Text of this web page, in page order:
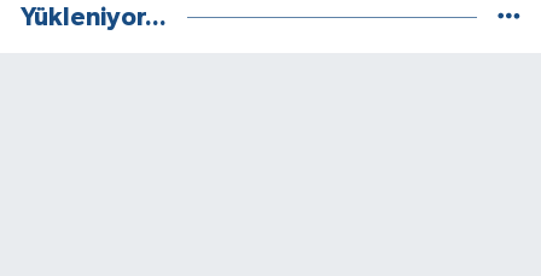
Yükleniyor...